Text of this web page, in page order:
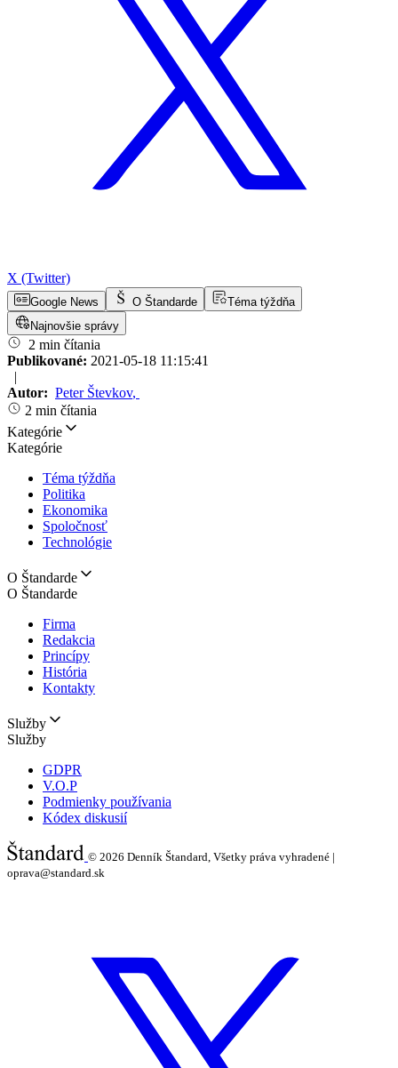
X (Twitter)
Google News O Štandarde
Téma týždňa
Najnovšie správy
2 min čítania
Publikované: 2021-05-18 11:15:41
|
Autor: Peter Števkov,
2 min čítania
Kategórie
Kategórie
Téma týždňa
Politika
Ekonomika
Spoločnosť
Technológie
O Štandarde
O Štandarde
Firma
Redakcia
Princípy
História
Kontakty
Služby
Služby
GDPR
V.O.P
Podmienky používania
Kódex diskusií
© 2026 Denník Štandard, Všetky práva vyhradené |
oprava@standard.sk